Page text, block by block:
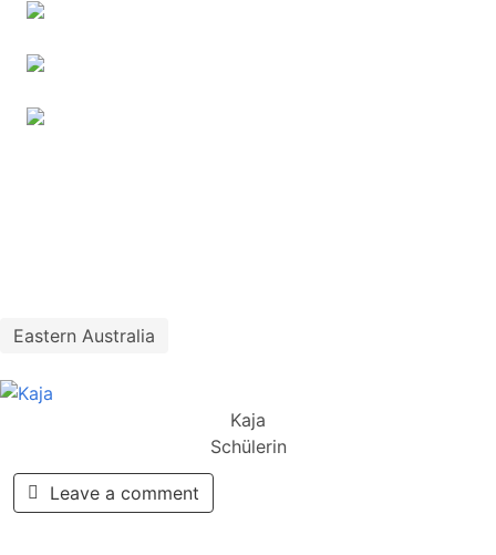
Eastern Australia
Kaja
Schülerin
Leave a comment